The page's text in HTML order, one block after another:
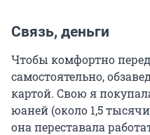
Связь, деньги
Чтобы комфортно
самостоятельно,
картой. Свою я
юаней (около 1,5
она переставала